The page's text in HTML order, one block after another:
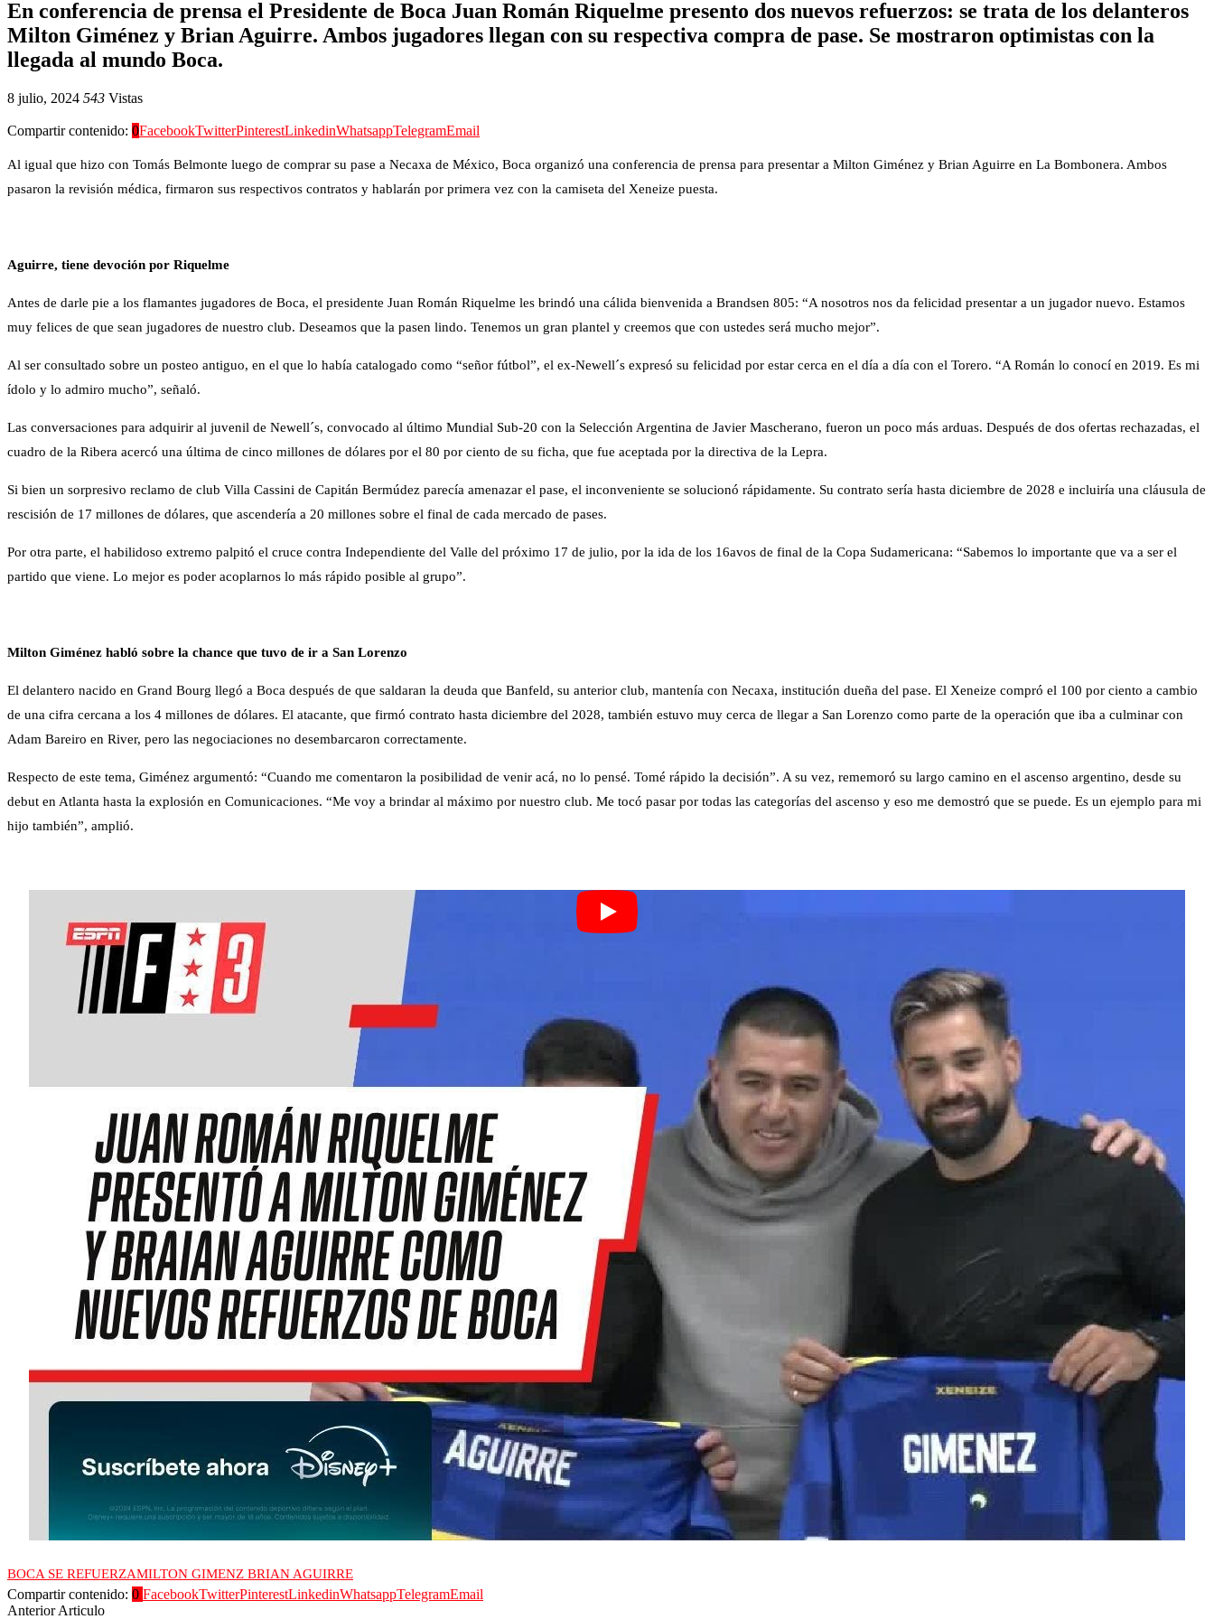
En conferencia de prensa el Presidente de Boca Juan Román Riquelme presento dos nuevos refuerzos: se trata de los delanteros
Milton Giménez y Brian Aguirre. Ambos jugadores llegan con su respectiva compra de pase. Se mostraron optimistas con la
llegada al mundo Boca.
8 julio, 2024 543 Vistas
Compartir contenido: 0FacebookTwitterPinterestLinkedinWhatsappTelegramEmail
Al igual que hizo con Tomás Belmonte luego de comprar su pase a Necaxa de México, Boca organizó una conferencia de prensa para presentar a Milton Giménez y Brian Aguirre en La Bombonera. Ambos
pasaron la revisión médica, firmaron sus respectivos contratos y hablarán por primera vez con la camiseta del Xeneize puesta.
Aguirre, tiene devoción por Riquelme
Antes de darle pie a los flamantes jugadores de Boca, el presidente Juan Román Riquelme les brindó una cálida bienvenida a Brandsen 805: “A nosotros nos da felicidad presentar a un jugador nuevo. Estamos
muy felices de que sean jugadores de nuestro club. Deseamos que la pasen lindo. Tenemos un gran plantel y creemos que con ustedes será mucho mejor”.
Al ser consultado sobre un posteo antiguo, en el que lo había catalogado como “señor fútbol”, el ex-Newell´s expresó su felicidad por estar cerca en el día a día con el Torero. “A Román lo conocí en 2019. Es mi
ídolo y lo admiro mucho”, señaló.
Las conversaciones para adquirir al juvenil de Newell´s, convocado al último Mundial Sub-20 con la Selección Argentina de Javier Mascherano, fueron un poco más arduas. Después de dos ofertas rechazadas, el
cuadro de la Ribera acercó una última de cinco millones de dólares por el 80 por ciento de su ficha, que fue aceptada por la directiva de la Lepra.
Si bien un sorpresivo reclamo de club Villa Cassini de Capitán Bermúdez parecía amenazar el pase, el inconveniente se solucionó rápidamente. Su contrato sería hasta diciembre de 2028 e incluiría una cláusula de
rescisión de 17 millones de dólares, que ascendería a 20 millones sobre el final de cada mercado de pases.
Por otra parte, el habilidoso extremo palpitó el cruce contra Independiente del Valle del próximo 17 de julio, por la ida de los 16avos de final de la Copa Sudamericana: “Sabemos lo importante que va a ser el
partido que viene. Lo mejor es poder acoplarnos lo más rápido posible al grupo”.
Milton Giménez habló sobre la chance que tuvo de ir a San Lorenzo
El delantero nacido en Grand Bourg llegó a Boca después de que saldaran la deuda que Banfeld, su anterior club, mantenía con Necaxa, institución dueña del pase. El Xeneize compró el 100 por ciento a cambio
de una cifra cercana a los 4 millones de dólares. El atacante, que firmó contrato hasta diciembre del 2028, también estuvo muy cerca de llegar a San Lorenzo como parte de la operación que iba a culminar con
Adam Bareiro en River, pero las negociaciones no desembarcaron correctamente.
Respecto de este tema, Giménez argumentó: “Cuando me comentaron la posibilidad de venir acá, no lo pensé. Tomé rápido la decisión”. A su vez, rememoró su largo camino en el ascenso argentino, desde su
debut en Atlanta hasta la explosión en Comunicaciones. “Me voy a brindar al máximo por nuestro club. Me tocó pasar por todas las categorías del ascenso y eso me demostró que se puede. Es un ejemplo para mi
hijo también”, amplió.
BOCA SE REFUERZAMILTON GIMENZ BRIAN AGUIRRE
Compartir contenido: 0 FacebookTwitterPinterestLinkedinWhatsappTelegramEmail
Anterior Articulo